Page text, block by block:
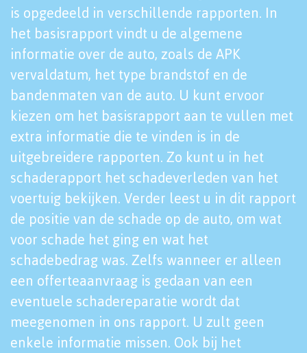
is opgedeeld in verschillende rapporten. In
het basisrapport vindt u de algemene
informatie over de auto, zoals de APK
vervaldatum, het type brandstof en de
bandenmaten van de auto. U kunt ervoor
kiezen om het basisrapport aan te vullen met
extra informatie die te vinden is in de
uitgebreidere rapporten. Zo kunt u in het
schaderapport het schadeverleden van het
voertuig bekijken. Verder leest u in dit rapport
de positie van de schade op de auto, om wat
voor schade het ging en wat het
schadebedrag was. Zelfs wanneer er alleen
een offerteaanvraag is gedaan van een
eventuele schadereparatie wordt dat
meegenomen in ons rapport. U zult geen
enkele informatie missen. Ook bij het